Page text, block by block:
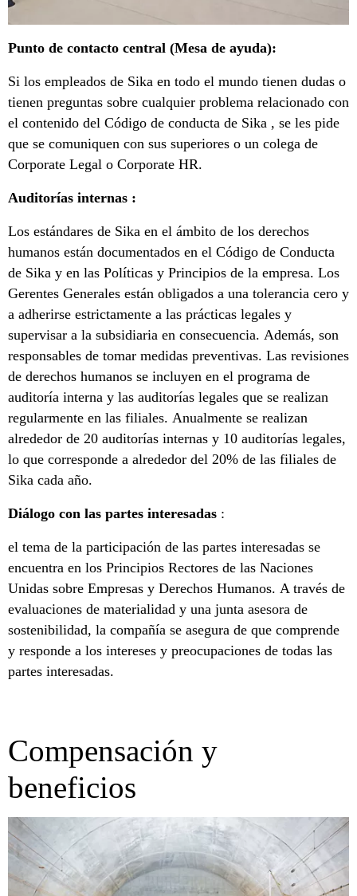
Punto de contacto central (Mesa de ayuda):
Si los empleados de Sika en todo el mundo tienen dudas o
tienen preguntas sobre cualquier problema relacionado con
el contenido del Código de conducta de Sika , se les pide
que se comuniquen con sus superiores o un colega de
Corporate Legal o Corporate HR.
Auditorías internas :
Los estándares de Sika en el ámbito de los derechos
humanos están documentados en el Código de Conducta
de Sika y en las Políticas y Principios de la empresa. Los
Gerentes Generales están obligados a una tolerancia cero y
a adherirse estrictamente a las prácticas legales y
supervisar a la subsidiaria en consecuencia. Además, son
responsables de tomar medidas preventivas. Las revisiones
de derechos humanos se incluyen en el programa de
auditoría interna y las auditorías legales que se realizan
regularmente en las filiales. Anualmente se realizan
alrededor de 20 auditorías internas y 10 auditorías legales,
lo que corresponde a alrededor del 20% de las filiales de
Sika cada año.
Diálogo con las partes interesadas :
el tema de la participación de las partes interesadas se
encuentra en los Principios Rectores de las Naciones
Unidas sobre Empresas y Derechos Humanos. A través de
evaluaciones de materialidad y una junta asesora de
sostenibilidad, la compañía se asegura de que comprende
y responde a los intereses y preocupaciones de todas las
partes interesadas.
Compensación y
beneficios